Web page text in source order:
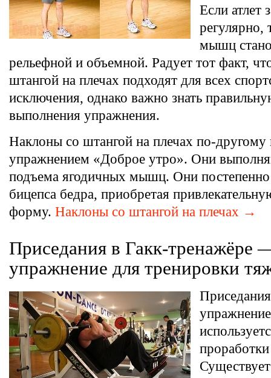
Если атлет
регулярно,
мышц
рельефной и объемной. Радует тот факт,
штангой на плечах подходят для всех
исключения, однако важно знать
выполнения упражнения.
Наклоны со штангой на плечах по-другому
упражнением «Доброе утро». Они
подъема ягодичных мышц. Они постепенно
бицепса бедра, приобретая
форму. Наклоны со штангой на плечах →
Приседания в Гакк-тренажёре
упражнение для тренировки